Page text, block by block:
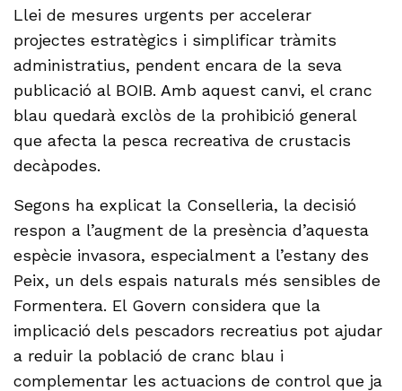
Llei de mesures urgents per accelerar
projectes estratègics i simplificar tràmits
administratius, pendent encara de la seva
publicació al BOIB. Amb aquest canvi, el cranc
blau quedarà exclòs de la prohibició general
que afecta la pesca recreativa de crustacis
decàpodes.
Segons ha explicat la Conselleria, la decisió
respon a l’augment de la presència d’aquesta
espècie invasora, especialment a l’estany des
Peix, un dels espais naturals més sensibles de
Formentera. El Govern considera que la
implicació dels pescadors recreatius pot ajudar
a reduir la població de cranc blau i
complementar les actuacions de control que ja